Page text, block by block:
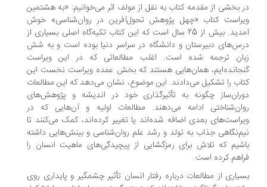
بخشی از مقدمه کتاب به نقل از مولف اثر می‌خوانیم: «به هشتمین
کتاب «چهل پژوهش تحول‌آفرین در روان‌شناسی» خوش
آمدید. بیش از 25 سال است که این کتاب تکیه‌گاه اصلی بسیاری از
دبیرستان و دانشگاه در سراسر دنیا بوده است و به شش
ترجمه شده است. اغلب مطالعاتی که در این ویراست
همان‌هایی هستند که بخش عمده ویراست نخست این
را تشکیل می‌دادند. این موضوع، نشان می‌دهد که این مطالعات
چگونه به تأثیرگذاری خود در اندیشه و پژوهش‌های
ادامه می‌دهند. مطالعات اولیه و آن‌هایی که در
بعدی اضافه شده‌اند یا تغییر کرده‌اند، کمک می‌کنند تا
جذاب به تولد و رشد علم روان‌شناسی و بینش‌هایی داشته
که تلاش برای رمزگشایی از پیچیدگی‌های ماهیت انسان را
کرده است.
از مطالعات درباره رفتار انسان تأثیر چشمگیر و پایداری روی